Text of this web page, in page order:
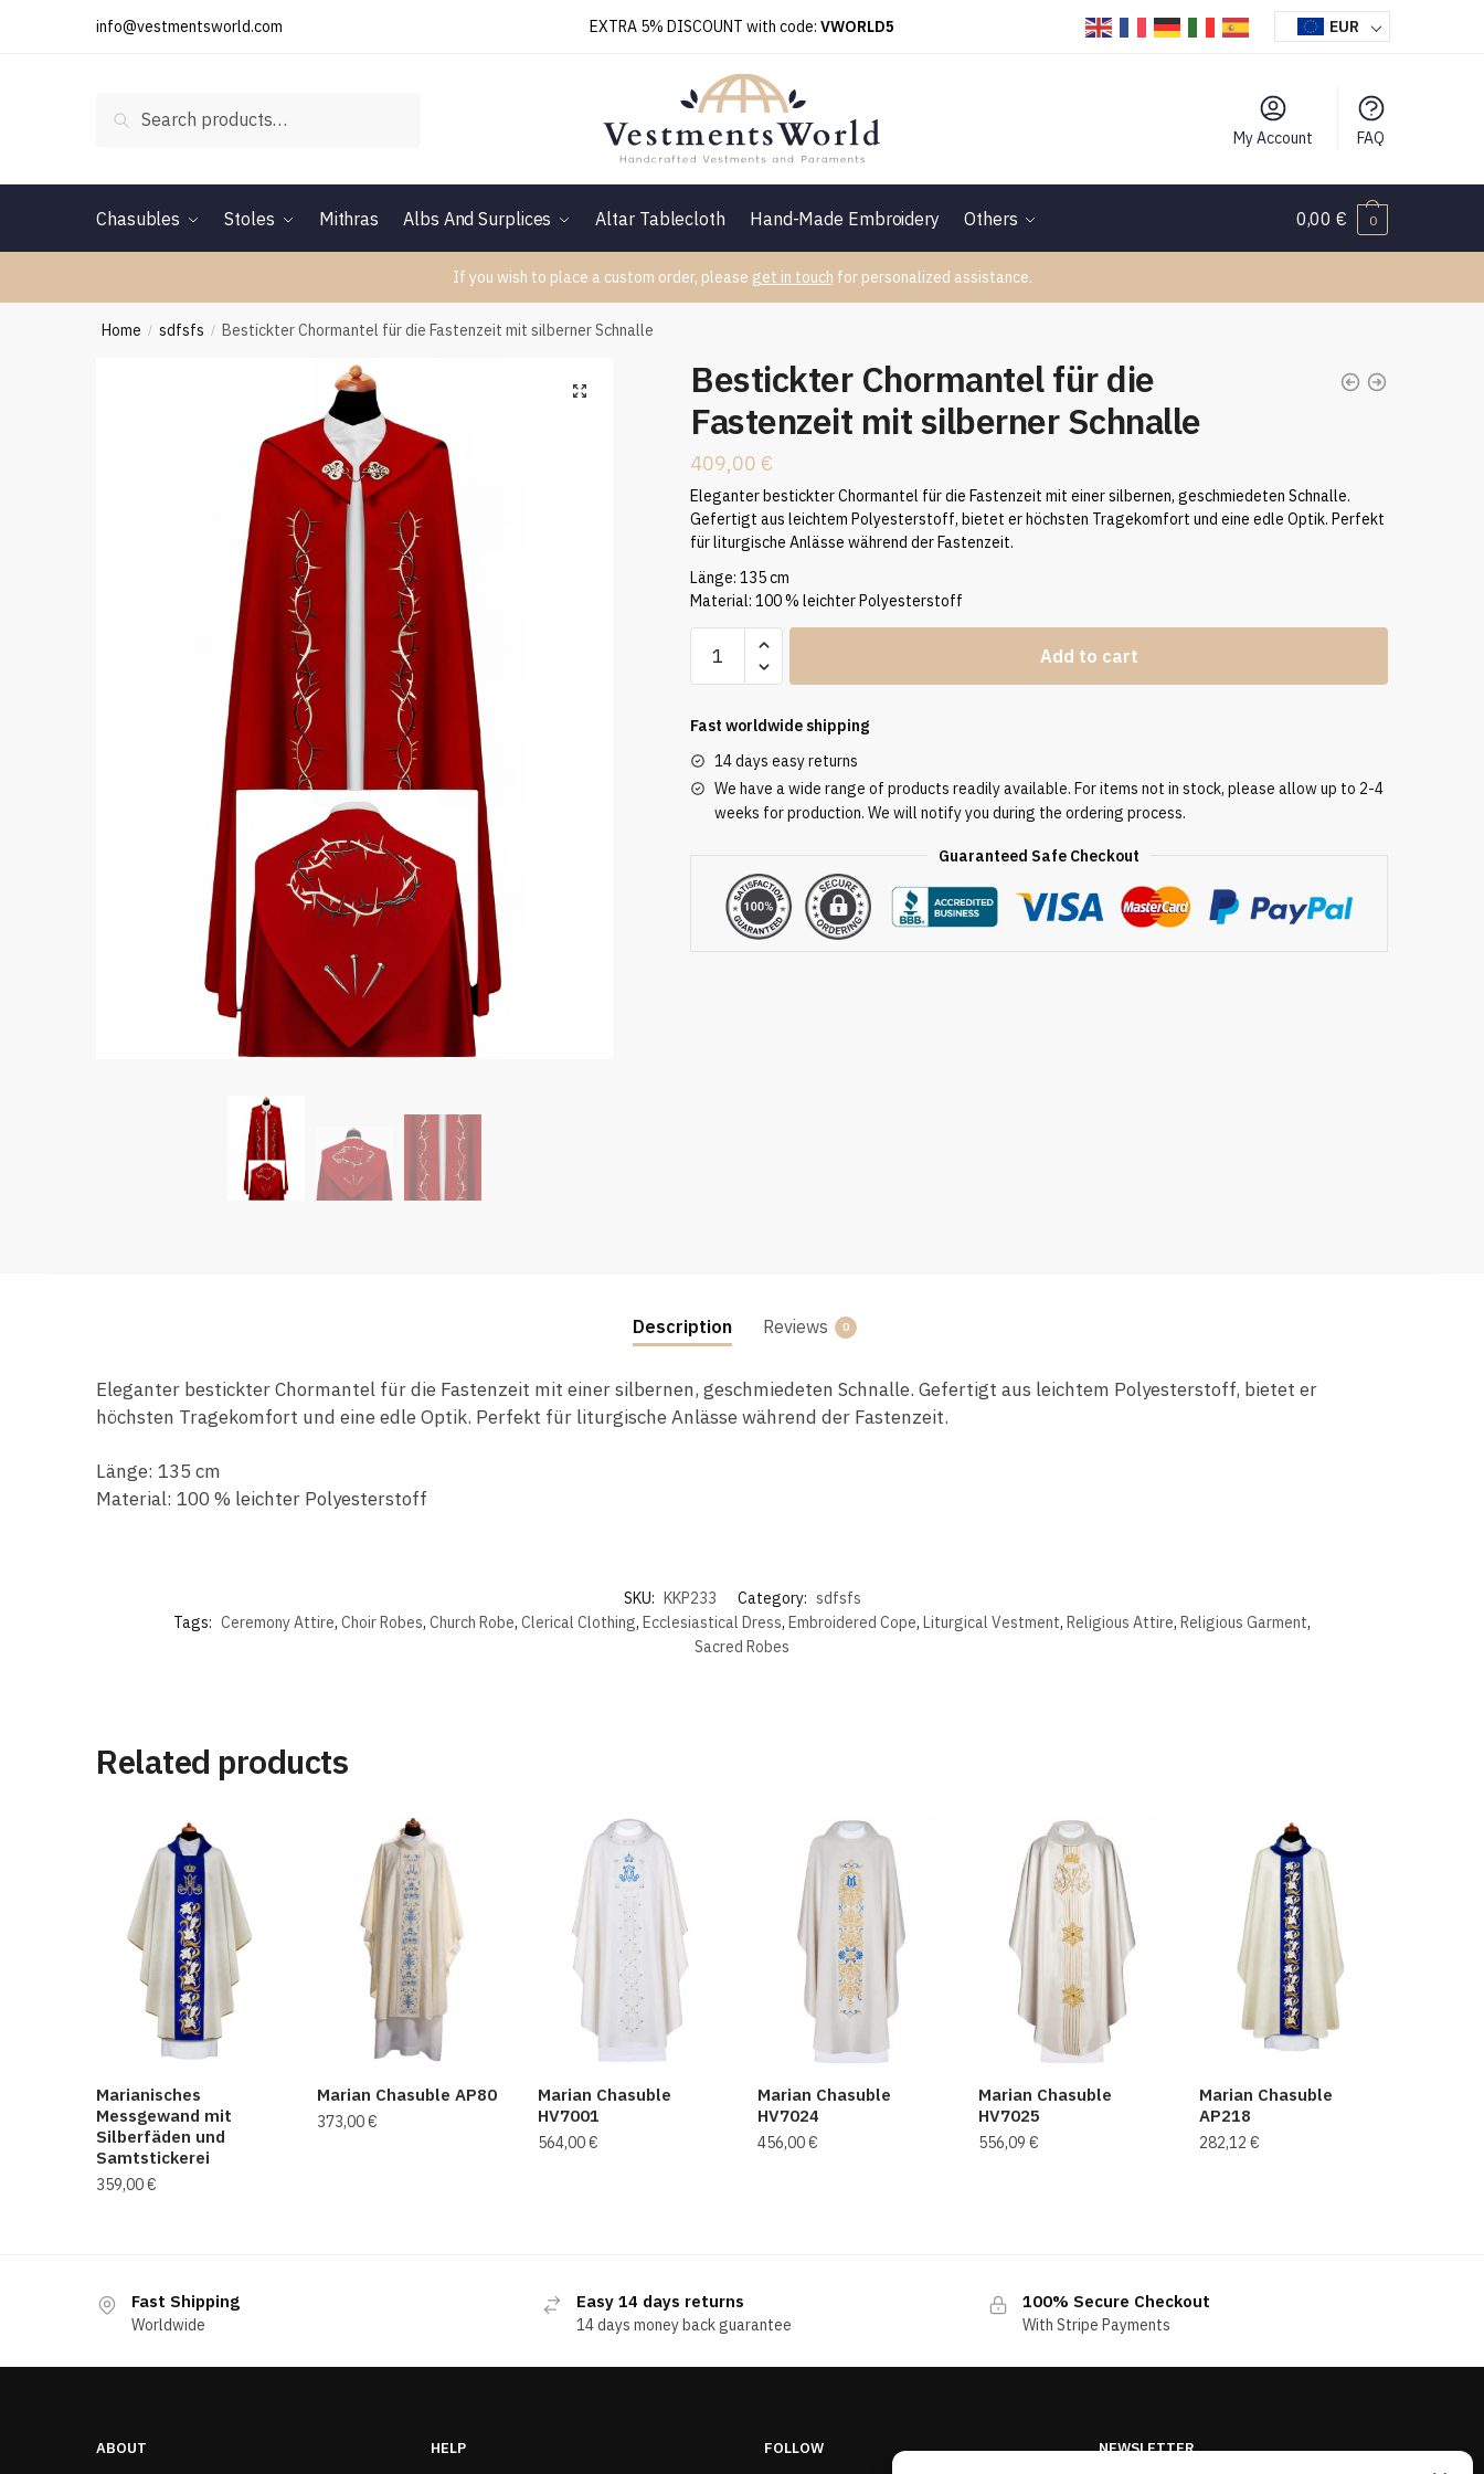
info@vestmentsworld.com EXTRA 5% DISCOUNT with code: VWORLD5 EUR
Search
My Account FAQ
Chasubles Stoles Mithras Albs And Surplices Altar Tablecloth Hand-Made Embroidery Others 0,00€ 0
If you wish to place a custom order, please get in touch for personalized assistance.
Home / sdfsfs / Bestickter Chormantel für die Fastenzeit mit silberner Schnalle
Bestickter Chormantel für die
Fastenzeit mit silberner Schnalle
409,00 €
Eleganter bestickter Chormantel für die Fastenzeit mit einer silbernen, geschmiedeten Schnalle.
Gefertigt aus leichtem Polyesterstoff, bietet er höchsten Tragekomfort und eine edle Optik. Perfekt
für liturgische Anlässe während der Fastenzeit.
Länge: 135 cm
Material: 100 % leichter Polyesterstoff
Bestickter
Chormantel
die
Fastenzeit
mit
silberner
Add to cart
Fast worldwide shipping
14 days easy returns
We have a wide range of products readily available. For items not in stock, please allow up to 2-4
weeks for production. We will notify you during the ordering process.
Guaranteed Safe Checkout
Description Reviews 0
Eleganter bestickter Chormantel für die Fastenzeit mit einer silbernen, geschmiedeten Schnalle. Gefertigt aus leichtem Polyesterstoff, bietet er
höchsten Tragekomfort und eine edle Optik. Perfekt für liturgische Anlässe während der Fastenzeit.
Länge: 135 cm
Material: 100 % leichter Polyesterstoff
SKU: KKP233 Category: sdfsfs
Tags: Ceremony Attire, Choir Robes, Church Robe, Clerical Clothing, Ecclesiastical Dress, Embroidered Cope, Liturgical Vestment, Religious Attire, Religious Garment,
Sacred Robes
Related products
Marianisches
Messgewand mit
Silberfäden und
Samtstickerei
359,00€
Marian Chasuble AP80
373,00€
Marian Chasuble
HV7001
564,00€
Marian Chasuble
HV7024
456,00€
Marian Chasuble
HV7025
556,09€
Marian Chasuble
AP218
282,12 €
Fast Shipping
Worldwide
Easy 14 days returns
14 days money back guarantee
100% Secure Checkout
With Stripe Payments
ABOUT HELP FOLLOW NEWSLETTER